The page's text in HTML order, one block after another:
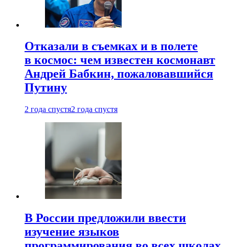
Отказали в съемках и в полете
в космос: чем известен космонавт
Андрей Бабкин, пожаловавшийся
Путину
2 года спустя2 года спустя
В России предложили ввести
изучение языков